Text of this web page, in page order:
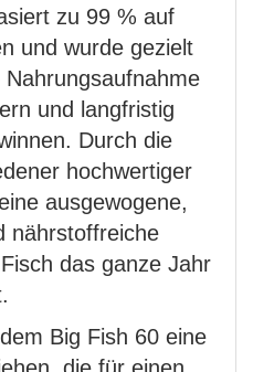
zu 99 % auf
und wurde gezielt
und langfristig
Durch die
hochwertiger
ausgewogene,
nährstoffreiche
das ganze Jahr
Big Fish 60 eine